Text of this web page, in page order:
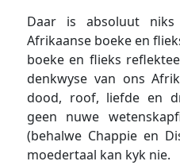
Daar is absoluut
Afrikaanse boeke en
boeke en flieks
denkwyse van ons
dood, roof, liefde en
geen nuwe
(behalwe Chappie en
moedertaal kan kyk nie.